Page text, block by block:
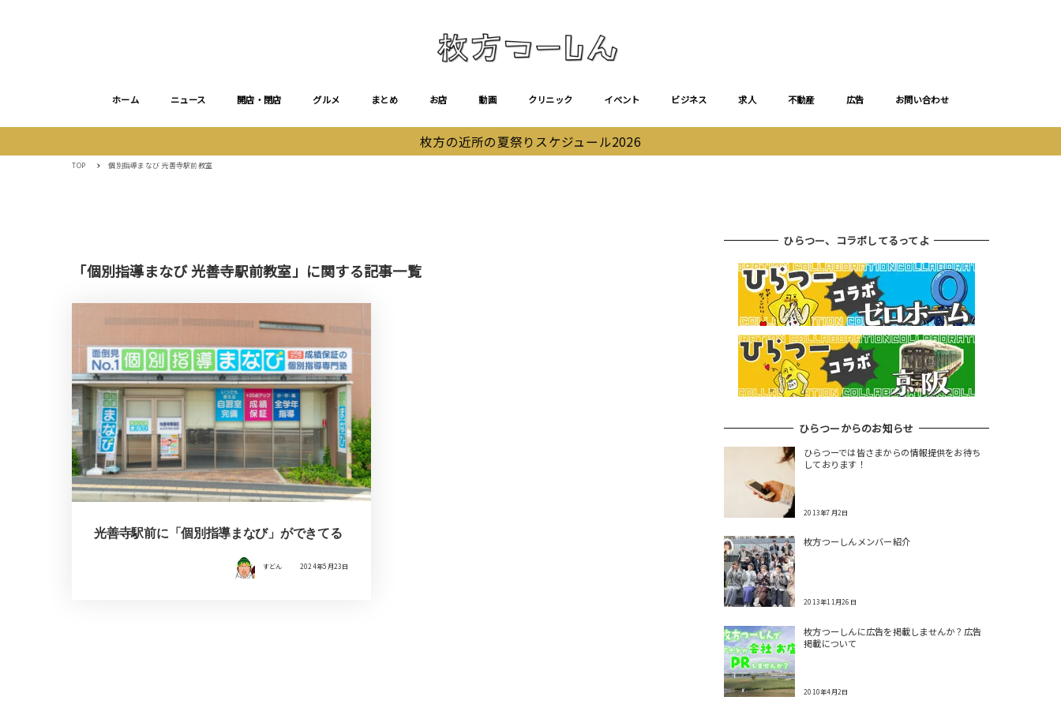
ホーム ニュース 開店・閉店 グルメ まとめ お店 動画 クリニック イベント ビジネス 求人 不動産 広告 お問い合わせ
枚方の近所の夏祭りスケジュール2026
TOP 個別指導まなび 光善寺駅前教室
「個別指導まなび 光善寺駅前教室」に関する記事一覧
光善寺駅前に「個別指導まなび」ができてる
すどん 2024年5月23日
ひらつー、コラボしてるってよ
ひらつーからのお知らせ
ひらつーでは皆さまからの情報提供をお待ち
しております！
2013年7月2日
枚方つーしんメンバー紹介
2013年11月26日
枚方つーしんに広告を掲載しませんか？広告
掲載について
2010年4月2日